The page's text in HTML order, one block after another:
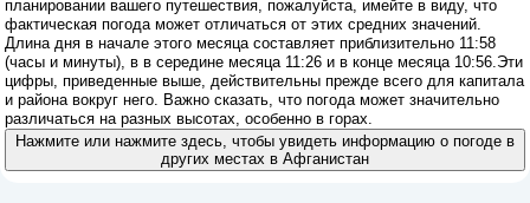
планировании вашего путешествия, пожалуйста, имейте в виду, что
фактическая погода может отличаться от этих средних значений.
Длина дня в начале этого месяца составляет приблизительно 11:58
(часы и минуты), в в середине месяца 11:26 и в конце месяца 10:56.Эти
цифры, приведенные выше, действительны прежде всего для капитала
и района вокруг него. Важно сказать, что погода может значительно
различаться на разных высотах, особенно в горах.
Нажмите или нажмите здесь, чтобы увидеть информацию о погоде в
других местах в Афганистан